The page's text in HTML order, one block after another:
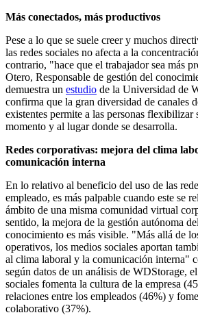
Más conectados, más productivos
Pese a lo que se suele creer y muchos
las redes sociales no afecta a la
contrario, "hace que el trabajador sea más
Otero, Responsable de gestión del
demuestra un estudio de la Universidad de
confirma que la gran diversidad de canales
existentes permite a las personas flexibilizar
momento y al lugar donde se desarrolla.
Redes corporativas: mejora del clima
comunicación interna
En lo relativo al beneficio del uso de las
empleado, es más palpable cuando este se
ámbito de una misma comunidad virtual
sentido, la mejora de la gestión autónoma
conocimiento es más visible. "Más allá de
operativos, los medios sociales aportan
al clima laboral y la comunicación interna"
según datos de un análisis de WDStorage,
sociales fomenta la cultura de la empresa
relaciones entre los empleados (46%) y
colaborativo (37%).